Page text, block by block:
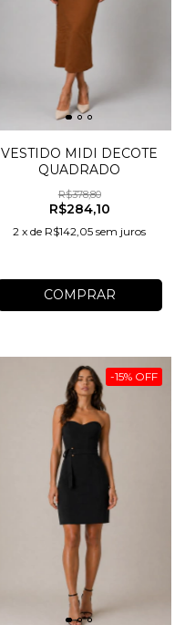
VESTIDO MIDI DECOTE
QUADRADO
R$378,80
R$284,10
2 xde R$142,05 sem juros
COMPRAR
-15% OFF